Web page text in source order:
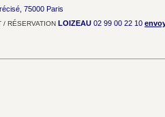
75000 Paris
/ RÉSERVATION LOIZEAU 02 99 00 22 10